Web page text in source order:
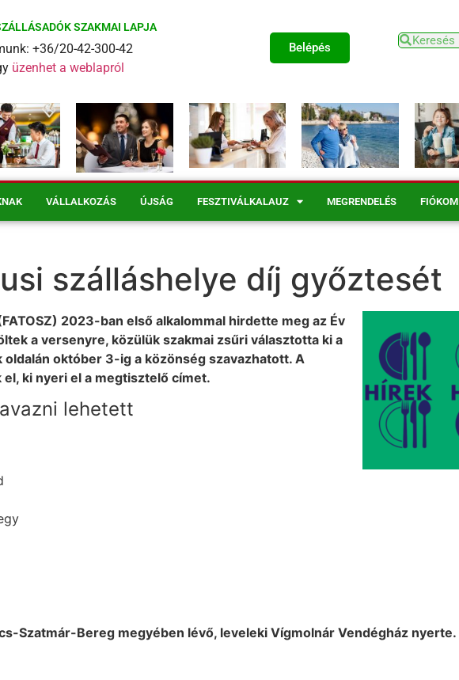
SZAKMAI LAPJA
+36/20-42-300-42
üzenhet a weblapról
Belépés
VÁLLALKOZÁS ÚJSÁG FESZTIVÁLKALAUZ MEGRENDELÉS FIÓKOM
szálláshelye díj győztesét
2023-ban első alkalommal hirdette meg az Év
a versenyre, közülük szakmai zsűri választotta ki a
oldalán október 3-ig a közönség szavazhatott. A
ki nyeri el a megtisztelő címet.
lehetett
Szatmár-Bereg megyében lévő, leveleki Vígmolnár Vendégház nyerte.